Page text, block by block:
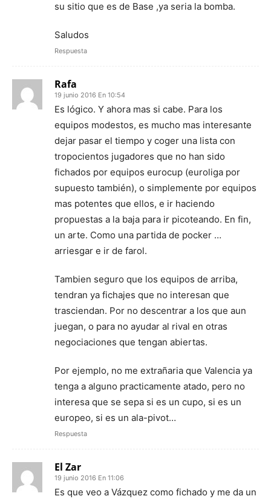
su sitio que es de Base ,ya seria la bomba.
Saludos
Respuesta
Rafa
19 junio 2016 En 10:54
Es lógico. Y ahora mas si cabe. Para los
equipos modestos, es mucho mas interesante
dejar pasar el tiempo y coger una lista con
tropocientos jugadores que no han sido
fichados por equipos eurocup (euroliga por
supuesto también), o simplemente por equipos
mas potentes que ellos, e ir haciendo
propuestas a la baja para ir picoteando. En fin,
un arte. Como una partida de pocker …
arriesgar e ir de farol.
Tambien seguro que los equipos de arriba,
tendran ya fichajes que no interesan que
trasciendan. Por no descentrar a los que aun
juegan, o para no ayudar al rival en otras
negociaciones que tengan abiertas.
Por ejemplo, no me extrañaria que Valencia ya
tenga a alguno practicamente atado, pero no
interesa que se sepa si es un cupo, si es un
europeo, si es un ala-pivot…
Respuesta
El Zar
19 junio 2016 En 11:06
Es que veo a Vázquez como fichado y me da un